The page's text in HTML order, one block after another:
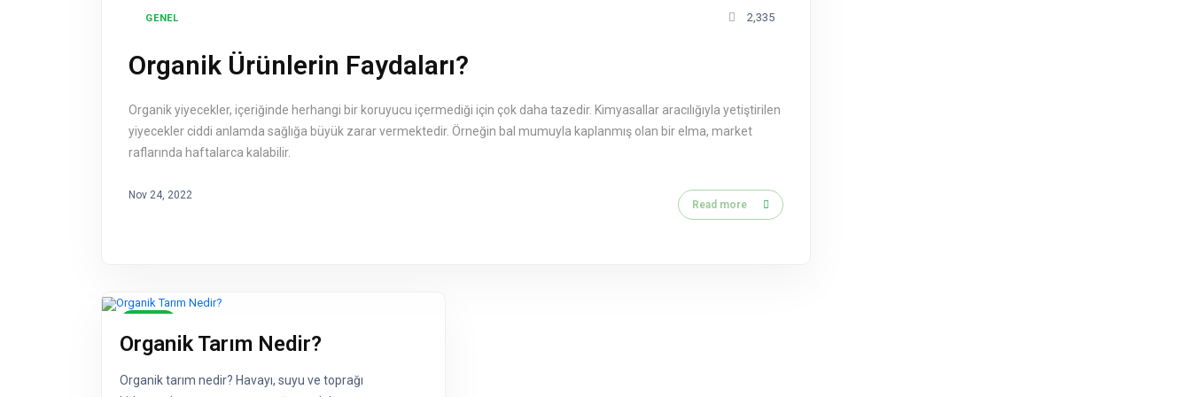
GENEL 2,335
Organik Ürünlerin Faydaları?
Organik yiyecekler, içeriğinde herhangi bir koruyucu içermediği için çok daha tazedir. Kimyasallar aracılığıyla yetiştirilen
yiyecekler ciddi anlamda sağlığa büyük zarar vermektedir. Örneğin bal mumuyla kaplanmış olan bir elma, market
raflarında haftalarca kalabilir.
Nov 24, 2022
Read more
Organik Tarım Nedir?
Organik tarım nedir? Havayı, suyu ve toprağı